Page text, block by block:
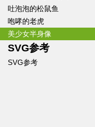
吐泡泡的松鼠鱼
咆哮的老虎
美少女半身像
SVG参考
SVG参考